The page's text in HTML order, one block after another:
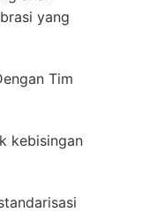
yang
Tim
kebisingan